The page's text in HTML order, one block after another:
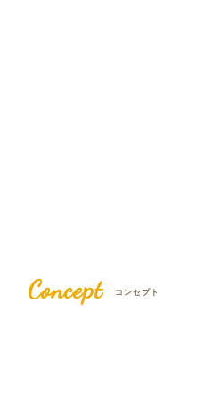
Concept コンセプト